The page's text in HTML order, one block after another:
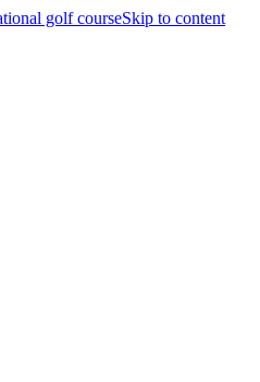
Skip to content